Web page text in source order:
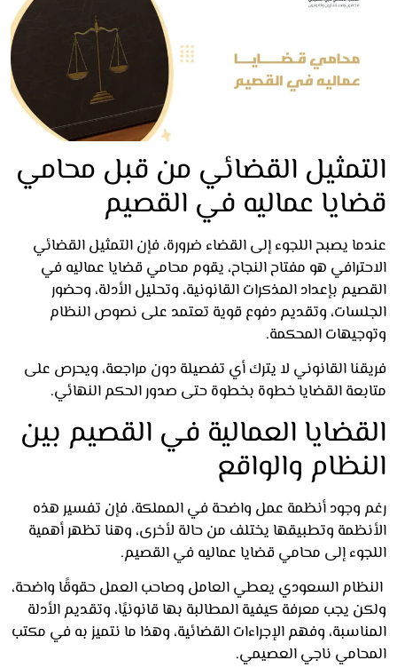
القضائي من قبل محامي
عماليه في القصيم
يصبح اللجوء إلى القضاء ضرورة، فإن التمثيل القضائي
هو مفتاح النجاح، يقوم محامي قضايا عماليه في
بإعداد المذكرات القانونية، وتحليل الأدلة، وحضور
وتقديم دفوع قوية تعتمد على نصوص النظام
المحكمة.
القانوني لا يترك أي تفصيلة دون مراجعة، ويحرص على
القضايا خطوة بخطوة حتى صدور الحكم النهائي.
العمالية في القصيم بين
والواقع
وجود أنظمة عمل واضحة في المملكة، فإن تفسير هذه
وتطبيقها يختلف من حالة لأخرى، وهنا تظهر أهمية
إلى محامي قضايا عماليه في القصيم.
السعودي يعطي العامل وصاحب العمل حقوقًا واضحة،
يجب معرفة كيفية المطالبة بها قانونيًا، وتقديم الأدلة
وفهم الإجراءات القضائية، وهذا ما نتميز به في مكتب
ناجي العصيمي.